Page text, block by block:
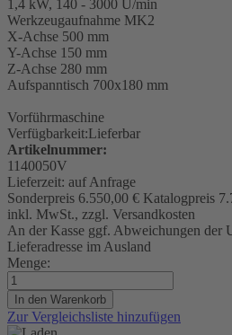
1,4 kW, 140 - 3000 U/min
Werkzeugaufnahme MK2
X-Achse 500 mm
Y-Achse 150 mm
Z-Achse 280 mm
Aufspanntisch 700x180 mm
Vorführmaschine
Verfügbarkeit:Lieferbar
Artikelnummer:
1140050V
Lieferzeit: auf Anfrage
Sonderpreis 6.550,00 € Katalogpreis
inkl. MwSt., zzgl. Versandkosten
An der Kasse ggf. Abweichungen der
Lieferadresse im Ausland
Menge:
In den Warenkorb
Zur Vergleichsliste hinzufügen